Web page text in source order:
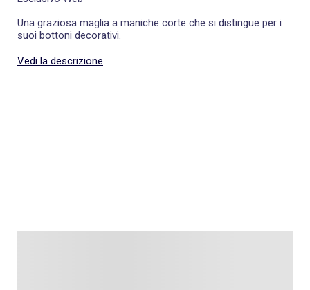
Una graziosa maglia a maniche corte che si distingue per i
suoi bottoni decorativi.
Vedi la descrizione